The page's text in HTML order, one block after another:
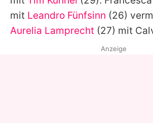
mit Leandro Fünfsinn (26)
Aurelia Lamprecht (27) mit
Anzeige